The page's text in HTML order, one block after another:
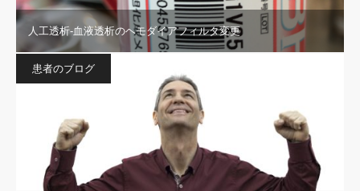
人工透析-血液透析のヘモダイアフィルタ変更
患者のブログ